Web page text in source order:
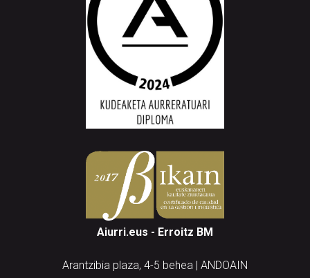
Aiurri.eus - Erroitz BM
Arantzibia plaza, 4-5 behea | ANDOAIN